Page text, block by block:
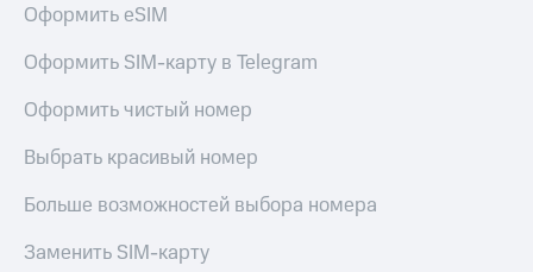
Оформить eSIM
Оформить SIM-карту в Telegram
Оформить чистый номер
Выбрать красивый номер
Больше возможностей выбора номера
Заменить SIM-карту